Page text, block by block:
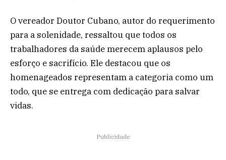
O vereador Doutor Cubano, autor do requerimento
para a solenidade, ressaltou que todos os
trabalhadores da saúde merecem aplausos pelo
esforço e sacrifício. Ele destacou que os
homenageados representam a categoria como um
todo, que se entrega com dedicação para salvar
vidas.
Publicidade